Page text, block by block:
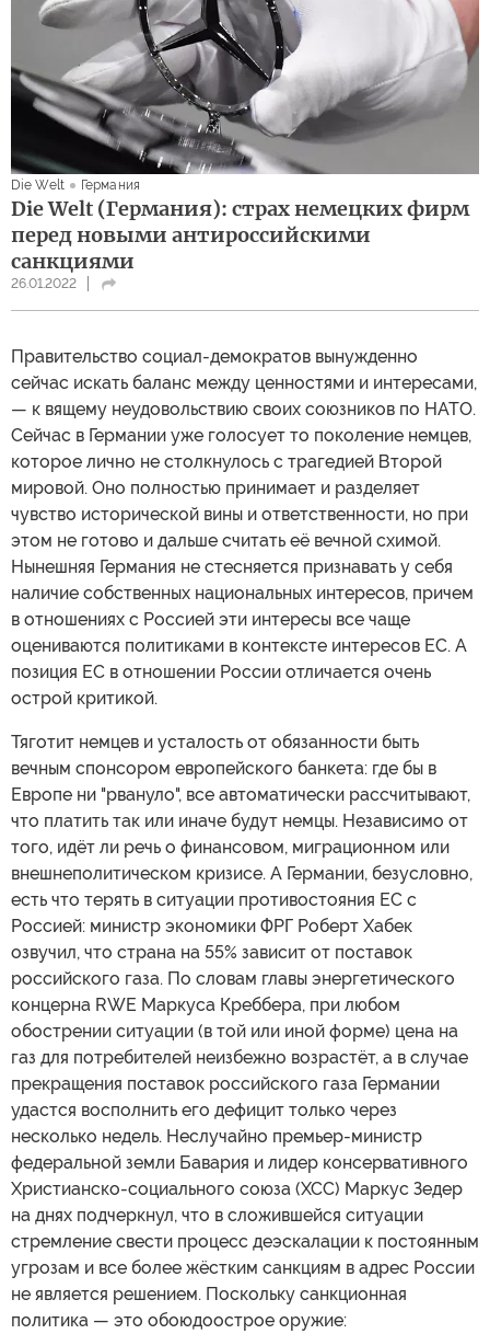
Die Welt Германия
Die Welt (Германия): страх немецких фирм
перед новыми антироссийскими
санкциями
26.01.2022
Правительство социал-демократов вынужденно
сейчас искать баланс между ценностями и интересами,
— к вящему неудовольствию своих союзников по НАТО.
Сейчас в Германии уже голосует то поколение немцев,
которое лично не столкнулось с трагедией Второй
мировой. Оно полностью принимает и разделяет
чувство исторической вины и ответственности, но при
этом не готово и дальше считать её вечной схимой.
Нынешняя Германия не стесняется признавать у себя
наличие собственных национальных интересов, причем
в отношениях с Россией эти интересы все чаще
оцениваются политиками в контексте интересов ЕС. А
позиция ЕС в отношении России отличается очень
острой критикой.
Тяготит немцев и усталость от обязанности быть
вечным спонсором европейского банкета: где бы в
Европе ни "рвануло", все автоматически рассчитывают,
что платить так или иначе будут немцы. Независимо от
того, идёт ли речь о финансовом, миграционном или
внешнеполитическом кризисе. А Германии, безусловно,
есть что терять в ситуации противостояния ЕС с
Россией: министр экономики ФРГ Роберт Хабек
озвучил, что страна на 55% зависит от поставок
российского газа. По словам главы энергетического
концерна RWE Маркуса Креббера, при любом
обострении ситуации (в той или иной форме) цена на
газ для потребителей неизбежно возрастёт, а в случае
прекращения поставок российского газа Германии
удастся восполнить его дефицит только через
несколько недель. Неслучайно премьер-министр
федеральной земли Бавария и лидер консервативного
Христианско-социального союза (ХСС) Маркус Зедер
на днях подчеркнул, что в сложившейся ситуации
стремление свести процесс деэскалации к постоянным
угрозам и все более жёстким санкциям в адрес России
не является решением. Поскольку санкционная
политика — это обоюдоострое оружие: